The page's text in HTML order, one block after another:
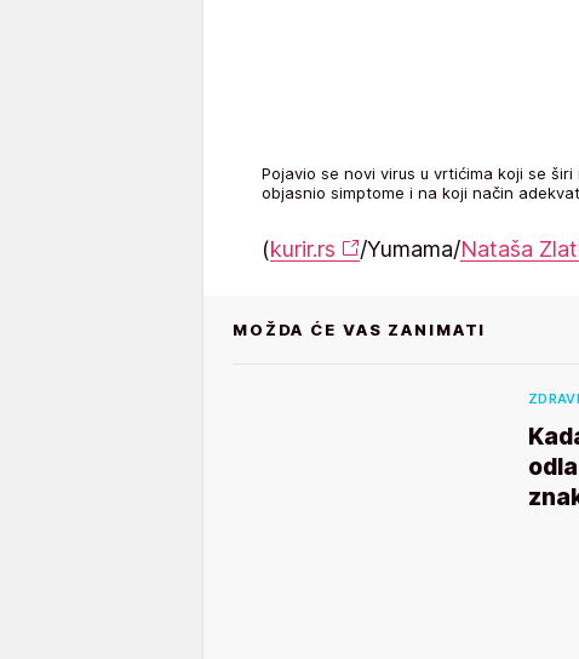
Pojavio se novi virus u vrtićima koji se
objasnio simptome i na koji način
(kurir.rs /Yumama/Nataša
MOŽDA ĆE VAS ZANIMATI